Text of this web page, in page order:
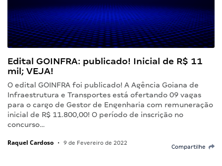
Edital GOINFRA: publicado! Inicial de R$ 11
mil; VEJA!
O edital GOINFRA foi publicado! A Agência Goiana de
Infraestrutura e Transportes está ofertando 09 vagas
para o cargo de Gestor de Engenharia com remuneração
inicial de R$ 11.800,00! O período de inscrição no
concurso…
Raquel Cardoso • 9 de Fevereiro de 2022
Compartilhe